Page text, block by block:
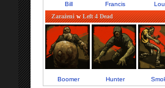
Bill Francis
ZarażeniwLeft 4 Dead
Boomer Hunter